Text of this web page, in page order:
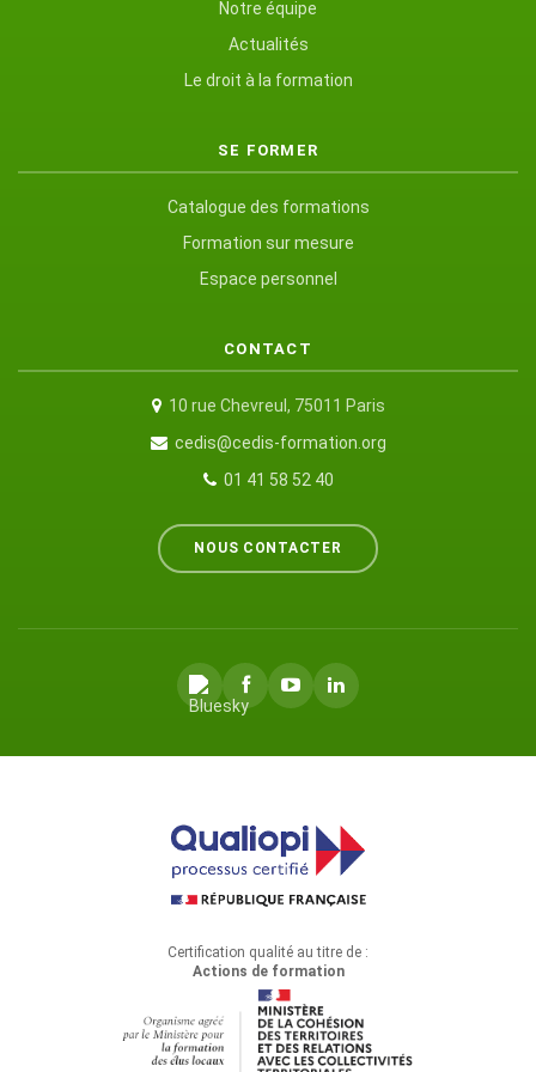
Notre équipe
Actualités
Le droit à la formation
SE FORMER
Catalogue des formations
Formation sur mesure
Espace personnel
CONTACT
10 rue Chevreul, 75011 Paris
cedis@cedis-formation.org
01 41 58 52 40
NOUS CONTACTER
Certification qualité au titre de :
Actions de formation